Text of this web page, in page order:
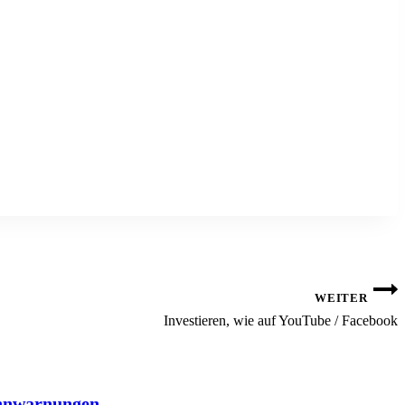
WEITER
Investieren, wie auf YouTube / Facebook